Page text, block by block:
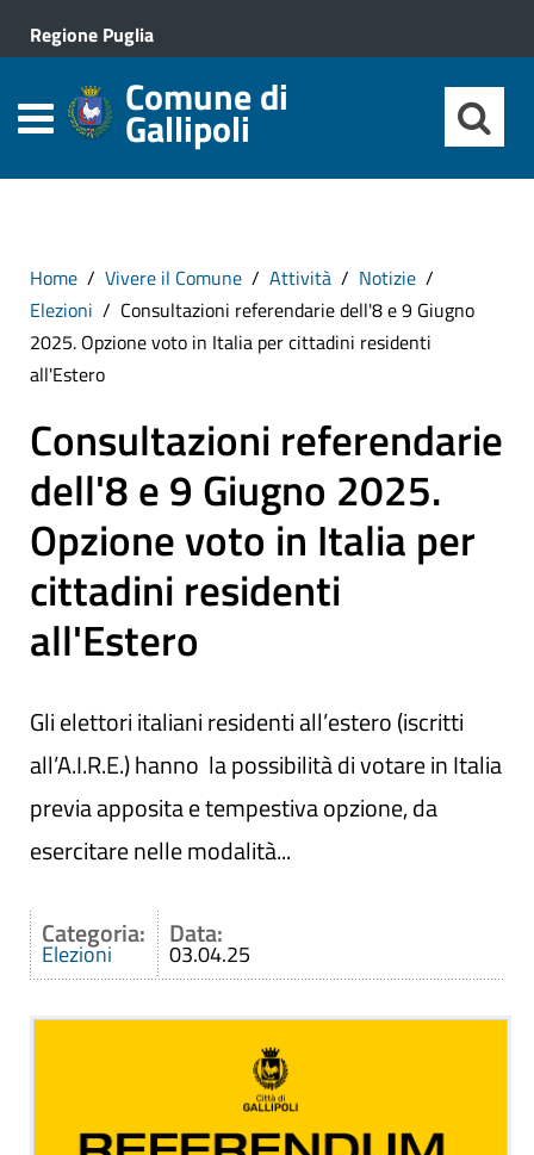
Regione Puglia
Comune di
Gallipoli
Home Vivere il Comune Attività
Notizie
Elezioni
Consultazioni referendarie dell'8 e 9 Giugno
2025. Opzione voto in Italia per cittadini residenti
all'Estero
Consultazioni referendarie
dell'8 e 9 Giugno 2025.
Opzione voto in Italia per
cittadini residenti
all'Estero
Gli elettori italiani residenti all’estero (iscritti
all’A.I.R.E.) hanno la possibilità di votare in Italia
previa apposita e tempestiva opzione, da
esercitare nelle modalità...
Categoria:
Elezioni
Data:
03.04.25